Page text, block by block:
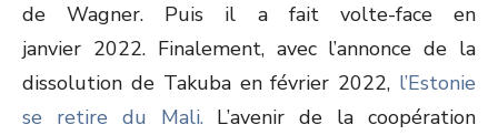
de Wagner. Puis il a fait volte-face en
janvier 2022. Finalement, avec l’annonce de la
dissolution de Takuba en février 2022, l’Estonie
se retire du Mali.L’avenir de la coopération